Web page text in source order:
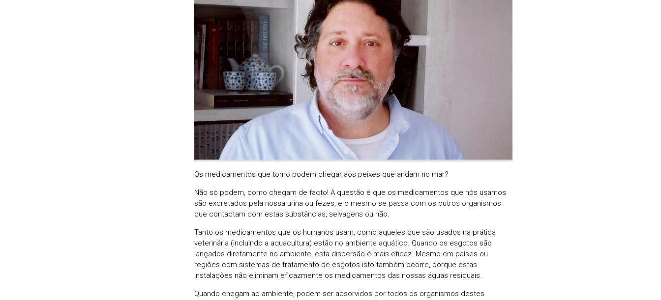
Os medicamentos que tomo podem chegar aos peixes que andam no mar?
Não só podem, como chegam de facto! A questão é que os medicamentos que nós usamos
são excretados pela nossa urina ou fezes, e o mesmo se passa com os outros organismos
que contactam com estas substâncias, selvagens ou não.
Tanto os medicamentos que os humanos usam, como aqueles que são usados na prática
veterinária (incluindo a aquacultura) estão no ambiente aquático. Quando os esgotos são
lançados diretamente no ambiente, esta dispersão é mais eficaz. Mesmo em países ou
regiões com sistemas de tratamento de esgotos isto também ocorre, porque estas
instalações não eliminam eficazmente os medicamentos das nossas águas residuais.
Quando chegam ao ambiente, podem ser absorvidos por todos os organismos destes